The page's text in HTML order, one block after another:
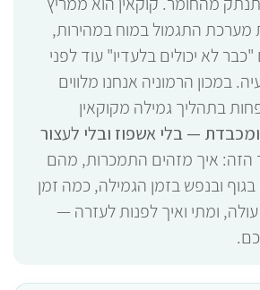
התגמול במוח במהירות,
לא יכולים בלעדיו" עוד לפני
במכון הרמוניה אנחנו מלווים
בתהליך גמילה מקוקאין
— בלי אשפוז ובלי לעצור
הזה: איך מזהים התמכרות, מהם
ובנפש בזמן הגמילה, כמה זמן
ומתי ואיך לפנות לעזרה —